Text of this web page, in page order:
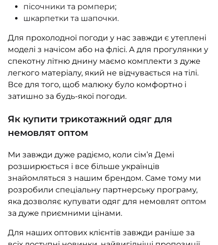
пісочники та ромпери;
шкарпетки та шапочки.
Для прохолодної погоди у нас завжди є утеплені
моделі з начісом або на флісі. А для прогулянки у
спекотну літню днину маємо комплекти з дуже
легкого матеріалу, який не відчувається на тілі.
Все для того, щоб малюку було комфортно і
затишно за будь-якої погоди.
Як купити трикотажний одяг для
немовлят оптом
Ми завжди дуже радіємо, коли сім’я Демі
розширюється і все більше українців
знайомляться з нашим брендом. Саме тому ми
розробили спеціальну партнерську програму,
яка дозволяє купувати одяг для немовлят оптом
за дуже приємними цінами.
Для наших оптових клієнтів завжди раніше за